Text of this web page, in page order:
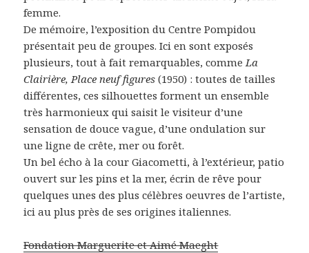
femme.
De mémoire, l’exposition du Centre Pompidou
présentait peu de groupes. Ici en sont exposés
plusieurs, tout à fait remarquables, commeLa
Clairière, Place neuf figures (1950) : toutes de tailles
différentes, ces silhouettes forment un ensemble
très harmonieux qui saisit le visiteur d’une
sensation de douce vague, d’une ondulation sur
une ligne de crête, mer ou forêt.
Un bel écho à la cour Giacometti, à l’extérieur, patio
ouvert sur les pins et la mer, écrin de rêve pour
quelques unes des plus célèbres oeuvres de l’artiste,
ici au plus près de ses origines italiennes.
Fondation Marguerite et Aimé Maeght